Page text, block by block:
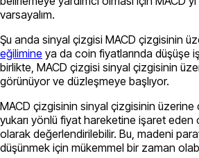
varsayalım.
Şu anda sinyal çizgisi MACD çizgisinin
eğilimine ya da coin fiyatlarında düşüşe
birlikte, MACD çizgisi sinyal çizgisinin
görünüyor ve düzleşmeye başlıyor.
MACD çizgisinin sinyal çizgisinin üzerine
yukarı yönlü fiyat hareketine işaret eden
olarak değerlendirilebilir. Bu, madeni
düşünmek için mükemmel bir zaman